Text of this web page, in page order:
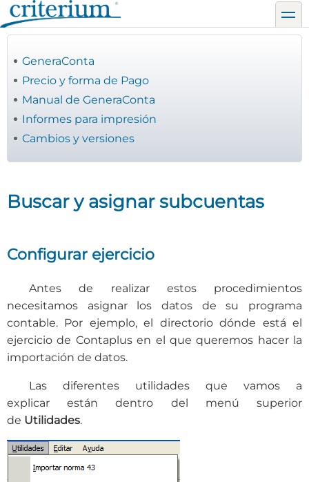
Pasar
al
principal
GeneraConta
Precio y forma de Pago
Manual de GeneraConta
Informes para impresión
Cambios y versiones
Buscar y asignar subcuentas
Configurar ejercicio
Antes de realizar estos procedimientos
necesitamos asignar los datos de su programa
contable. Por ejemplo, el directorio dónde está el
ejercicio de Contaplus en el que queremos hacer la
importación de datos.
Las diferentes utilidades que vamos a
explicar están dentro del menú superior
de Utilidades.